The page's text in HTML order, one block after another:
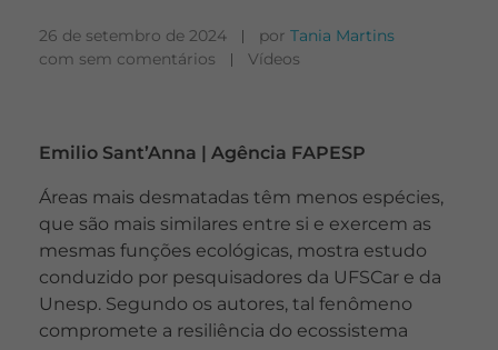
26 de setembro de 2024 por Tania Martins
com sem comentários Vídeos
Emilio Sant’Anna | Agência FAPESP
Áreas mais desmatadas têm menos espécies,
que são mais similares entre si e exercem as
mesmas funções ecológicas, mostra estudo
conduzido por pesquisadores da UFSCar e da
Unesp. Segundo os autores, tal fenômeno
compromete a resiliência do ecossistema